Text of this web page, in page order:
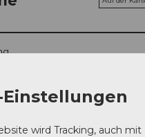
Einstellungen
wird Tracking, auch mit